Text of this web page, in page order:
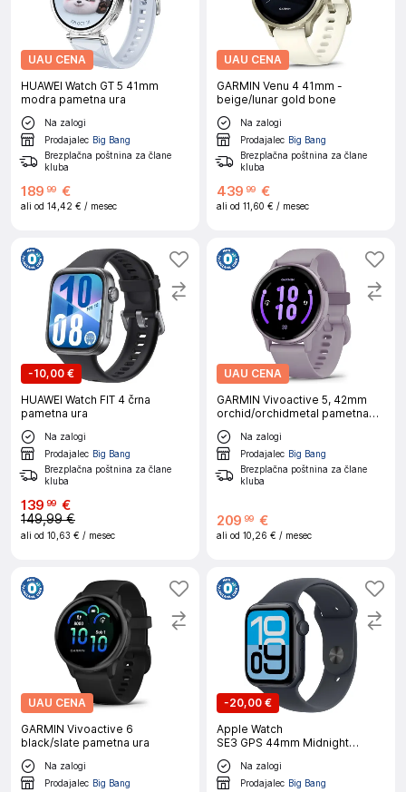
UAU CENA
HUAWEI Watch GT 5 41mm
modra pametna ura
Na zalogi
Prodajalec Big Bang
Brezplačna poštnina za člane
kluba
189 99 €
ali od 14,42 € / mesec
UAU CENA
GARMIN Venu 4 41mm -
beige/lunar gold bone
Na zalogi
Prodajalec Big Bang
Brezplačna poštnina za člane
kluba
439 99 €
ali od 11,60 € / mesec
-10,00 €
HUAWEI Watch FIT 4 črna
pametna ura
Na zalogi
Prodajalec Big Bang
Brezplačna poštnina za člane
kluba
139 99 €
149,99 €
ali od 10,63 € / mesec
UAU CENA
GARMIN Vivoactive 5, 42mm
orchid/orchidmetal pametna
ura
Na zalogi
Prodajalec Big Bang
Brezplačna poštnina za člane
kluba
209 99 €
ali od 10,26 € / mesec
UAU CENA
GARMIN Vivoactive 6
black/slate pametna ura
Na zalogi
Prodajalec Big Bang
-20,00 €
Apple Watch
SE3 GPS 44mm Midnight
Aluminium Case with Midnight
Sport Band - M/L
Na zalogi
Prodajalec Big Bang